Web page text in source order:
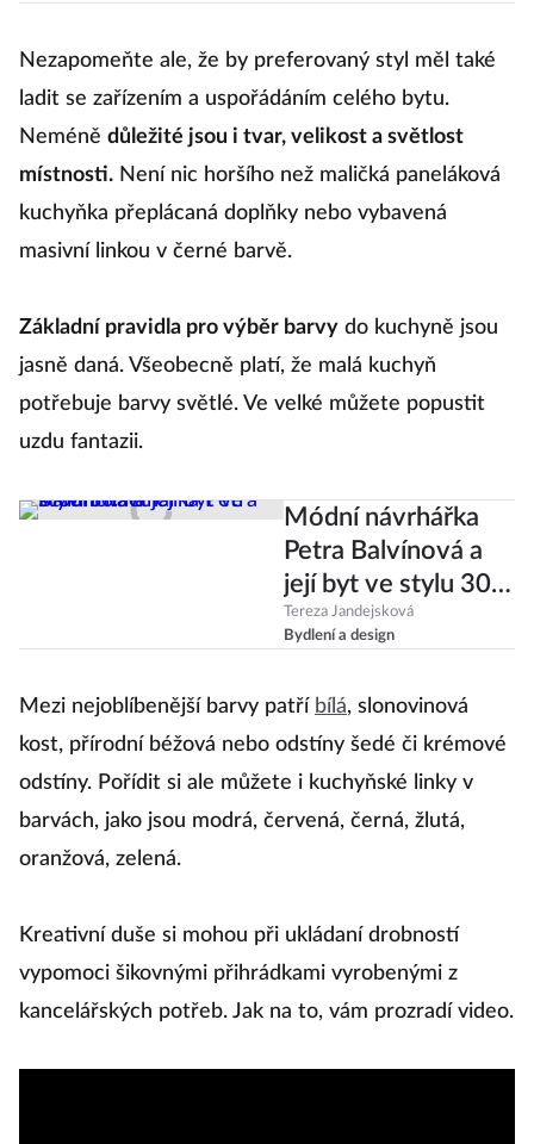
Nezapomeňte ale, že by preferovaný styl měl také
ladit se zařízením a uspořádáním celého bytu.
Neméně důležité jsou i tvar, velikost a světlost
místnosti. Není nic horšího než maličká paneláková
kuchyňka přeplácaná doplňky nebo vybavená
masivní linkou v černé barvě.
Základní pravidla pro výběr barvy do kuchyně jsou
jasně daná. Všeobecně platí, že malá kuchyň
potřebuje barvy světlé. Ve velké můžete popustit
uzdu fantazii.
Módní návrhářka
Petra Balvínová a
její byt ve stylu 30.
let
Tereza Jandejsková
Bydlení a design
Mezi nejoblíbenější barvy patří bílá, slonovinová
kost, přírodní béžová nebo odstíny šedé či krémové
odstíny. Pořídit si ale můžete i kuchyňské linky v
barvách, jako jsou modrá, červená, černá, žlutá,
oranžová, zelená.
Kreativní duše si mohou při ukládaní drobností
vypomoci šikovnými přihrádkami vyrobenými z
kancelářských potřeb. Jak na to, vám prozradí video.